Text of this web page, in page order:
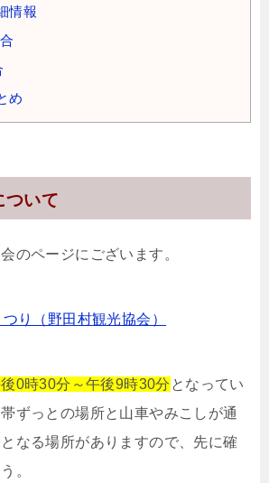
情報
め
ついて
のページにございます。
り（野田村観光協会）
0時30分～午後9時30分 となってい
ずっとの場所と山車やみこしが通
なる場所がありますので、先に確
。